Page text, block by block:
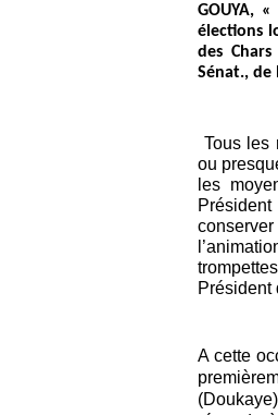
GOUYA,
élections
des
Sénat., de
Tous les
ou
les
Président
A cette